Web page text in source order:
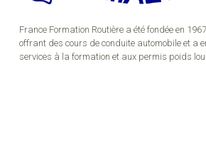
France Formation Routière a été fondée en
offrant des cours de conduite automobile et a
services à la formation et aux permis poids